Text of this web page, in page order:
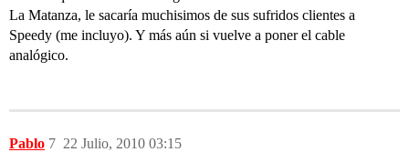
La Matanza, le sacaría muchisimos de sus sufridos clientes a
Speedy (me incluyo). Y más aún si vuelve a poner el cable
analógico.
Pablo 22 Julio, 2010 03:15
7